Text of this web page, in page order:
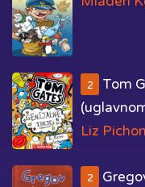
2
Tom
Liz Pichon
2